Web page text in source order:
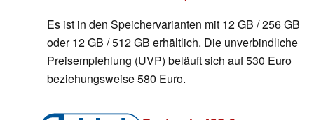
Es ist in den Speichervarianten mit 12 GB / 256 GB
oder 12 GB / 512 GB erhältlich. Die unverbindliche
Preisempfehlung (UVP) beläuft sich auf 530 Euro
beziehungsweise 580 Euro.